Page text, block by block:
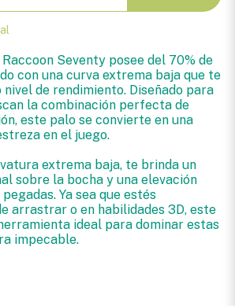
Seventy posee del 70% de
con una curva extrema baja que te
nivel de rendimiento. Diseñado para
la combinación perfecta de
este palo se convierte en una
en el juego.
extrema baja, te brinda un
sobre la bocha y una elevación
Ya sea que estés
arrastrar o en habilidades 3D, este
ideal para dominar estas
impecable.